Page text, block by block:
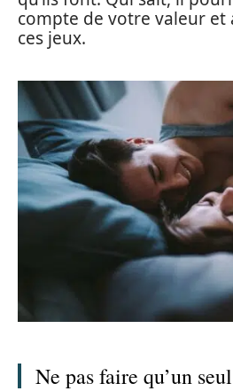
compte de votre valeur
ces jeux.
Ne pas faire qu’un